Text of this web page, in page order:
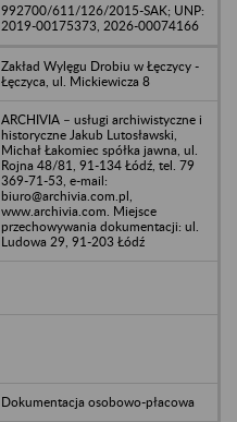
992700/611/126/2015-SAK; UNP:
2019-00175373, 2026-00074166
Zakład Wylęgu Drobiu w Łęczycy -
Łęczyca, ul. Mickiewicza 8
ARCHIVIA – usługi archiwistyczne i
historyczne Jakub Lutosławski,
Michał Łakomiec spółka jawna, ul.
Rojna 48/81, 91-134 Łódź, tel. 79
369-71-53, e-mail:
biuro@archivia.com.pl,
www.archivia.com. Miejsce
przechowywania dokumentacji: ul.
Ludowa 29, 91-203 Łódź
Dokumentacja osobowo-płacowa